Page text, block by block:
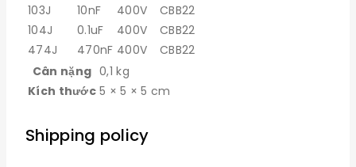
103J
10nF 400V
CBB22
104J
0.1uF 400V
CBB22
474J
470nF 400V
CBB22
Cân nặng 0,1 kg
Kích thước 5 × 5 × 5 cm
Shipping policy